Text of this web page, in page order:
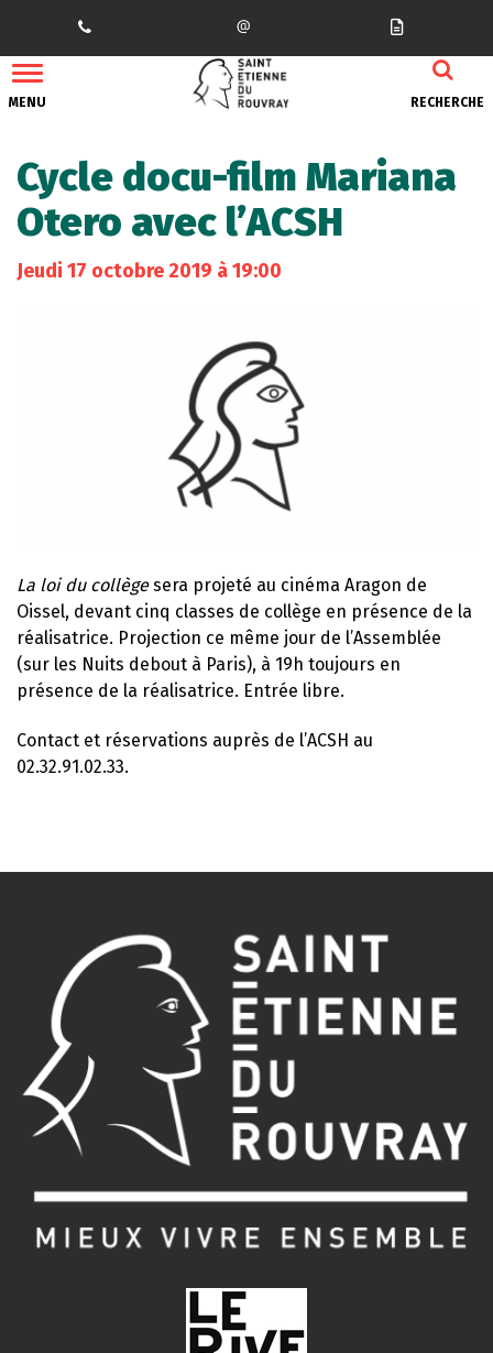
MENU RECHERCHE
Cycle docu-film Mariana
Otero avec l’ACSH
Jeudi 17 octobre 2019 à 19:00
La loi du collègesera projeté au cinéma Aragon de
Oissel, devant cinq classes de collège en présence de la
réalisatrice. Projection ce même jour de l’Assemblée
(sur les Nuits debout à Paris), à 19h toujours en
présence de la réalisatrice. Entrée libre.
Contact et réservations auprès de l’ACSH au
02.32.91.02.33.